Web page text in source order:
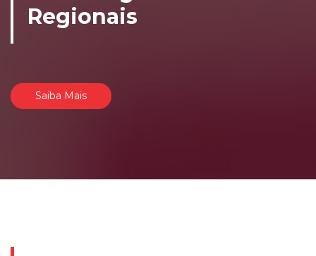
Regionais
Saiba Mais